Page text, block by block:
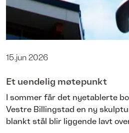
15.jun 2026
Et uendelig møtepunkt
I sommer får det nyetablerte
Vestre Billingstad en ny
blankt stål blir liggende lavt